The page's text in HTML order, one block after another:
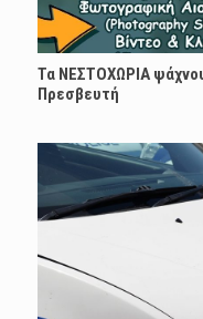
Τα ΝΕΣΤΟΧΩΡΙΑ
Πρεσβευτή